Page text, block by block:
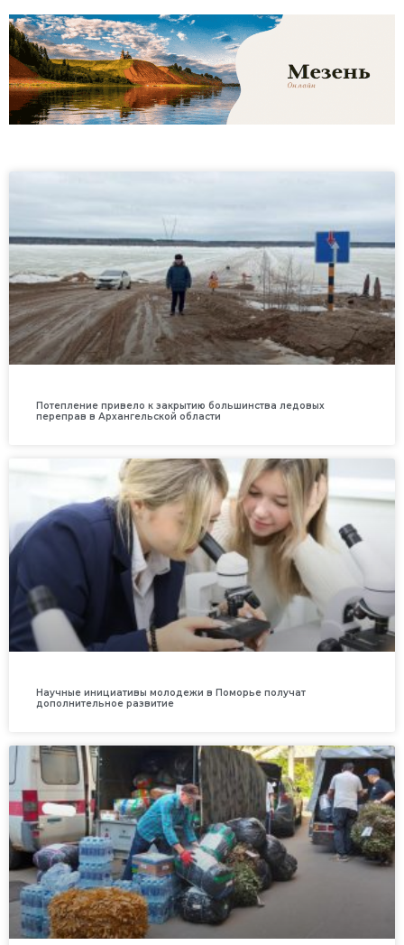
Потепление привело к закрытию большинства ледовых
переправ в Архангельской области
Научные инициативы молодежи в Поморье получат
дополнительное развитие